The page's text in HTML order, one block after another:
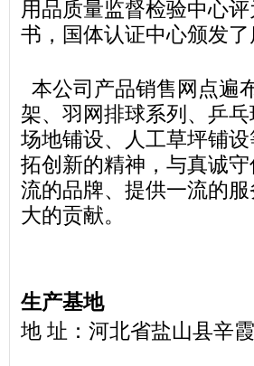
用品质量监督检验中心
书，国体认证中心颁发
本公司产品销售网点遍
架、羽网排球系列、乒
场地铺设、人工草坪铺
拓创新的精神，与真诚
流的品牌、提供一流的
大的贡献。
生产基地
地 址：河北省盐山县辛